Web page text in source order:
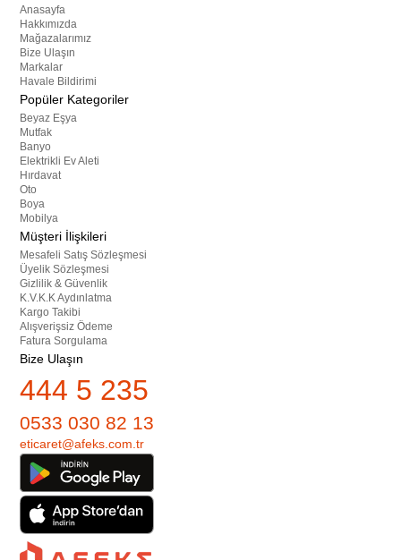
Anasayfa
Hakkımızda
Mağazalarımız
Bize Ulaşın
Markalar
Havale Bildirimi
Popüler Kategoriler
Beyaz Eşya
Mutfak
Banyo
Elektrikli Ev Aleti
Hırdavat
Oto
Boya
Mobilya
Müşteri İlişkileri
Mesafeli Satış Sözleşmesi
Üyelik Sözleşmesi
Gizlilik & Güvenlik
K.V.K.K Aydınlatma
Kargo Takibi
Alışverişsiz Ödeme
Fatura Sorgulama
Bize Ulaşın
444 5 235
0533 030 82 13
eticaret@afeks.com.tr